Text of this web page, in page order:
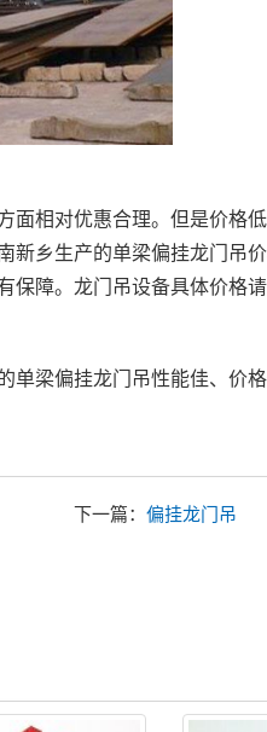
相对优惠合理。但是价格
新乡生产的单梁偏挂龙门吊
保障。龙门吊设备具体价格
单梁偏挂龙门吊性能佳、价
下一篇：偏挂龙门吊